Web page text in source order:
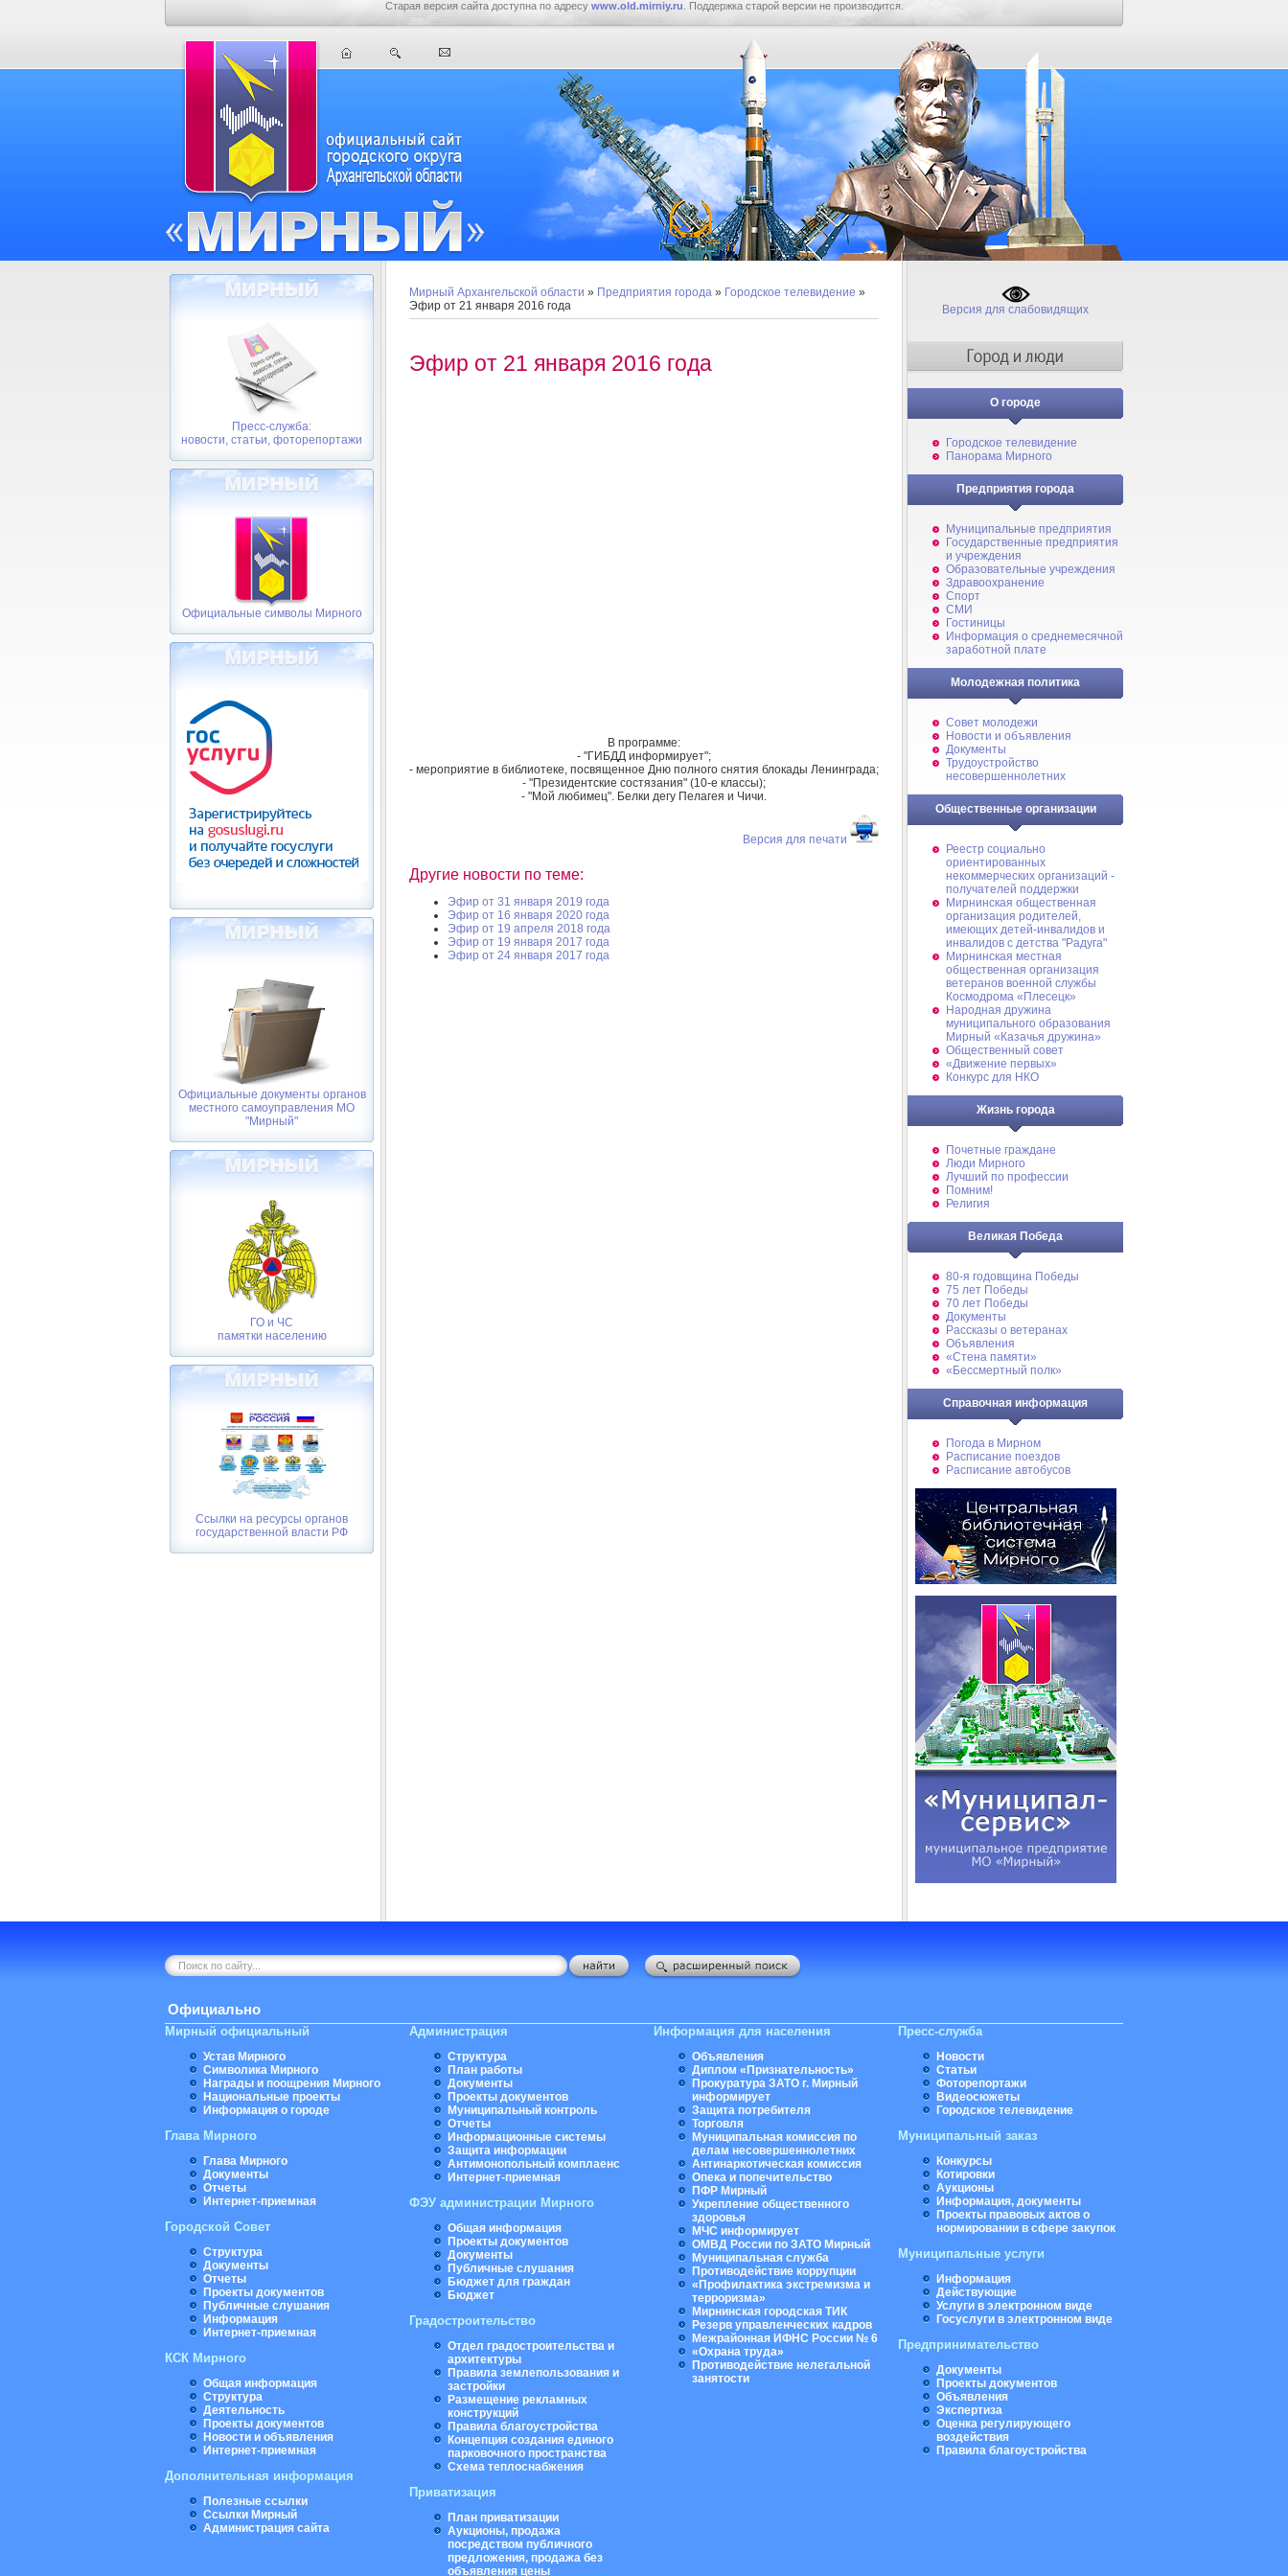
Старая версия сайта доступна по адресу www.old.mirniy.ru . Поддержка старой версии не производится.
Пресс-служба:
новости, статьи, фоторепортажи
Официальные символы Мирного
Официальные документы органов
местного самоуправления МО
"Мирный"
ГО и ЧС
памятки населению
Ссылки на ресурсы органов
государственной власти РФ
Мирный Архангельской области » Предприятия города » Городское телевидение »
Эфир от 21 января 2016 года
Эфир от 21 января 2016 года
В программе:
- "ГИБДД информирует";
- мероприятие в библиотеке, посвященное Дню полного снятия блокады Ленинграда;
- "Президентские состязания" (10-е классы);
- "Мой любимец". Белки дегу Пелагея и Чичи.
Версия для печати
Другие новости по теме:
Эфир от 31 января 2019 года
Эфир от 16 января 2020 года
Эфир от 19 апреля 2018 года
Эфир от 19 января 2017 года
Эфир от 24 января 2017 года
Версия для слабовидящих
О городе
Городское телевидение
Панорама Мирного
Предприятия города
Муниципальные предприятия
Государственные предприятия
и учреждения
Образовательные учреждения
Здравоохранение
Спорт
СМИ
Гостиницы
Информация о среднемесячной
заработной плате
Молодежная политика
Совет молодежи
Новости и объявления
Документы
Трудоустройство
несовершеннолетних
Общественные организации
Реестр социально
ориентированных
некоммерческих организаций -
получателей поддержки
Мирнинская общественная
организация родителей,
имеющих детей-инвалидов и
инвалидов с детства "Радуга"
Мирнинская местная
общественная организация
ветеранов военной службы
Космодрома «Плесецк»
Народная дружина
муниципального образования
Мирный «Казачья дружина»
Общественный совет
«Движение первых»
Конкурс для НКО
Жизнь города
Почетные граждане
Люди Мирного
Лучший по профессии
Помним!
Религия
Великая Победа
80-я годовщина Победы
75 лет Победы
70 лет Победы
Документы
Рассказы о ветеранах
Объявления
«Стена памяти»
«Бессмертный полк»
Справочная информация
Погода в Мирном
Расписание поездов
Расписание автобусов
Официально
Мирный официальный
Устав Мирного
Символика Мирного
Награды и поощрения Мирного
Национальные проекты
Информация о городе
Глава Мирного
Глава Мирного
Документы
Отчеты
Интернет-приемная
Городской Совет
Структура
Документы
Отчеты
Проекты документов
Публичные слушания
Информация
Интернет-приемная
КСК Мирного
Общая информация
Структура
Деятельность
Проекты документов
Новости и объявления
Интернет-приемная
Дополнительная информация
Полезные ссылки
Ссылки Мирный
Администрация сайта
Администрация
Структура
План работы
Документы
Проекты документов
Муниципальный контроль
Отчеты
Информационные системы
Защита информации
Антимонопольный комплаенс
Интернет-приемная
ФЭУ администрации Мирного
Общая информация
Проекты документов
Документы
Публичные слушания
Бюджет для граждан
Бюджет
Градостроительство
Отдел градостроительства и
архитектуры
Правила землепользования и
застройки
Размещение рекламных
конструкций
Правила благоустройства
Концепция создания единого
парковочного пространства
Схема теплоснабжения
Приватизация
План приватизации
Аукционы, продажа
посредством публичного
предложения, продажа без
объявления цены
Информация для населения
Объявления
Диплом «Признательность»
Прокуратура ЗАТО г. Мирный
информирует
Защита потребителя
Торговля
Муниципальная комиссия по
делам несовершеннолетних
Антинаркотическая комиссия
Опека и попечительство
ПФР Мирный
Укрепление общественного
здоровья
МЧС информирует
ОМВД России по ЗАТО Мирный
Муниципальная cлужба
Противодействие коррупции
«Профилактика экстремизма и
терроризма»
Мирнинская городская ТИК
Резерв управленческих кадров
Межрайонная ИФНС России № 6
«Охрана труда»
Противодействие нелегальной
занятости
Пресс-служба
Новости
Статьи
Фоторепортажи
Видеосюжеты
Городское телевидение
Муниципальный заказ
Конкурсы
Котировки
Аукционы
Информация, документы
Проекты правовых актов о
нормировании в сфере закупок
Муниципальные услуги
Информация
Действующие
Услуги в электронном виде
Госуслуги в электронном виде
Предпринимательство
Документы
Проекты документов
Объявления
Экспертиза
Оценка регулирующего
воздействия
Правила благоустройства